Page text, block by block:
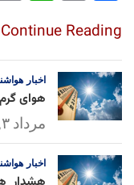
ok
Ap
p
Continue Reading
اخبار
هوای
مرداد ۳, ۱۴۰۵
اخبار